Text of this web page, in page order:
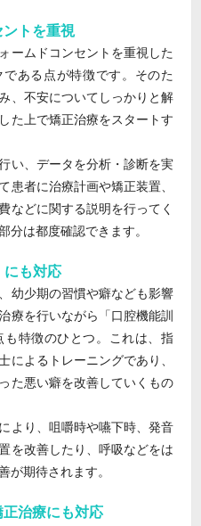
トを重視
ームドコンセントを重視した
ある点が特徴です。そのた
、不安についてしっかりと解
た上で矯正治療をスタートす
い、データを分析・診断を実
患者に治療計画や矯正装置、
などに関する説明を行ってく
分は都度確認できます。
にも対応
幼少期の習慣や癖なども影響
療を行いながら「口腔機能訓
特徴のひとつ。これは、指
によるトレーニングであり、
た悪い癖を改善していくもの
より、咀嚼時や嚥下時、発音
を改善したり、呼吸などをは
が期待されます。
治療にも対応